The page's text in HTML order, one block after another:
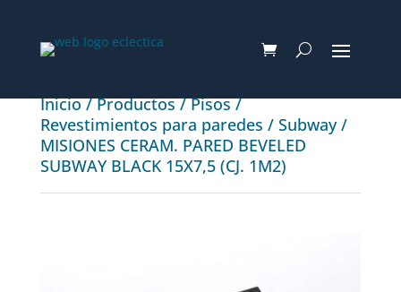
Inicio/Productos/Pisos/
Revestimientos para paredes / Subway/
MISIONES CERAM. PARED BEVELED
SUBWAY BLACK 15X7,5 (CJ. 1M2)